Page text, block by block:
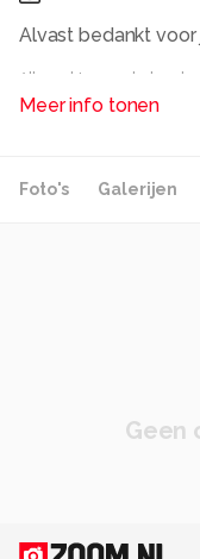
Alvast bedankt voor
Alle rechten voorbehouden
Meer info tonen
Foto's Galerijen
Geen